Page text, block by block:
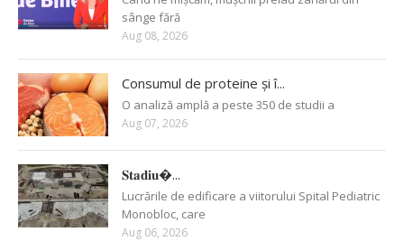
sânge fără
Aug 08, 2026
Consumul de proteine și î...
O analiză amplă a peste 350 de studii a
Aug 07, 2026
𝐒𝐭𝐚𝐝𝐢𝐮�...
Lucrările de edificare a viitorului Spital Pediatric
Monobloc, care
Aug 06, 2026